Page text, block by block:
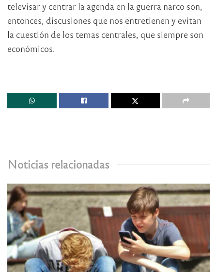
televisar y centrar la agenda en la guerra narco son,
entonces, discusiones que nos entretienen y evitan
la cuestión de los temas centrales, que siempre son
económicos.
Noticias relacionadas